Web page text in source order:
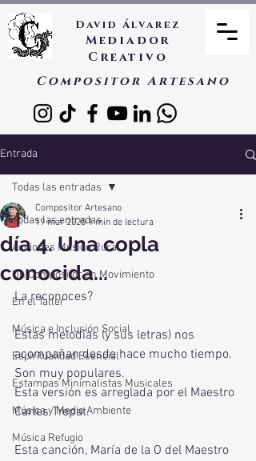
David Álvarez
Mediador
Creativo
Compositor Artesano
Entrada
Todas las entradas
Acciones Músico Rural
Un Compositor en Movimiento
En el Taller
Música e Inclusión Social
Espiritualidad Esencial
Estampas Minimalistas Musicales
Música y Medio Ambiente
Música Refugio
Todas las entradas
día 4. Una copla
conocida...
Compositor Artesano
19 mar 2020 1 min de lectura
La reconoces?
Estas melodías (y sus letras) nos
acompañan desde hace mucho tiempo.
Son muy populares.
Esta versión es arreglada por el Maestro
Carles Trepat.
Esta canción, María de la O del Maestro